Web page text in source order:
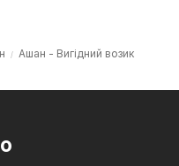
Ашан - Вигідний возик